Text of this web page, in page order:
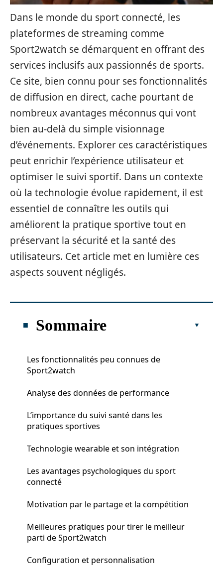
Dans le monde du sport connecté, les
plateformes de streaming comme
Sport2watch se démarquent en offrant des
services inclusifs aux passionnés de sports.
Ce site, bien connu pour ses fonctionnalités
de diffusion en direct, cache pourtant de
nombreux avantages méconnus qui vont
bien au-delà du simple visionnage
d’événements. Explorer ces caractéristiques
peut enrichir l’expérience utilisateur et
optimiser le suivi sportif. Dans un contexte
où la technologie évolue rapidement, il est
essentiel de connaître les outils qui
améliorent la pratique sportive tout en
préservant la sécurité et la santé des
utilisateurs. Cet article met en lumière ces
aspects souvent négligés.
Sommaire
Les fonctionnalités peu connues de
Sport2watch
Analyse des données de performance
L’importance du suivi santé dans les
pratiques sportives
Technologie wearable et son intégration
Les avantages psychologiques du sport
connecté
Motivation par le partage et la compétition
Meilleures pratiques pour tirer le meilleur
parti de Sport2watch
Configuration et personnalisation